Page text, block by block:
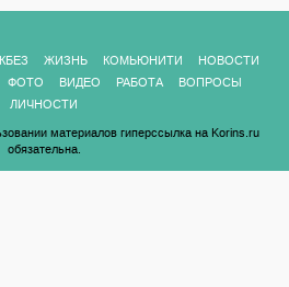
ЖИЗНЬ КОМЬЮНИТИ
НОВОСТИ
ФОТО ВИДЕО РАБОТА
ВОПРОСЫ
ЛИЧНОСТИ
материалов гиперссылка на Korins.ru
обязательна.